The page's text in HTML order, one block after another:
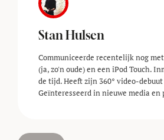
Stan Hulsen
Communiceerde recentelijk nog
(ja, zo'n oude) en een iPod Touch.
de tijd. Heeft zijn 360° video-
Geïnteresseerd in nieuwe media en